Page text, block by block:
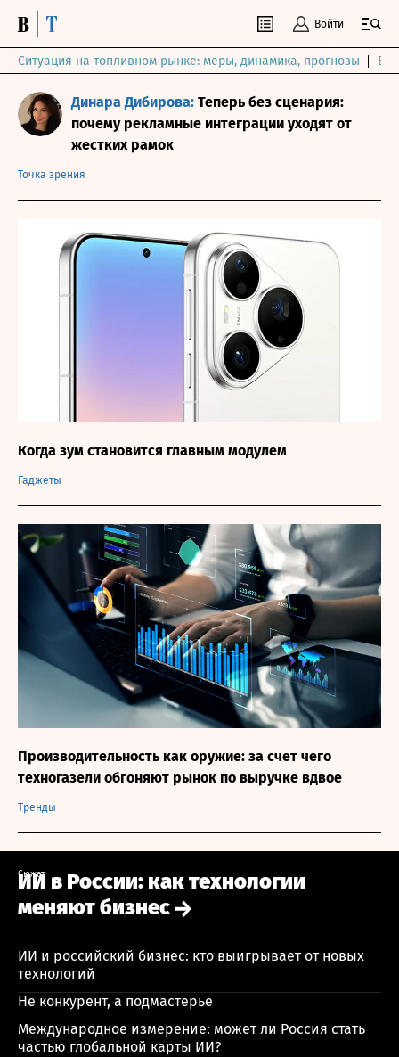
Войти
Ситуация на топливном рынке: меры, динамика, прогнозы
Точка зрения
Динара Дибирова: Теперь без сценария:
почему рекламные интеграции уходят от
жестких рамок
Гаджеты
Когда зум становится главным модулем
Тренды
Производительность как оружие: за счет чего
техногазели обгоняют рынок по выручке вдвое
Сюжет
ИИ в России: как технологии
меняют бизнес
ИИ и российский бизнес: кто выигрывает от новых
технологий
Не конкурент, а подмастерье
Международное измерение: может ли Россия стать
частью глобальной карты ИИ?